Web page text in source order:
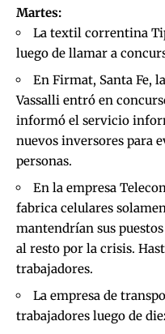
Martes:
La textil correntina
luego de llamar a
En Firmat, Santa Fe,
Vassalli entró en
informó el servicio
nuevos inversores para
personas.
En la empresa
fabrica celulares
mantendrían sus
al resto por la crisis.
trabajadores.
La empresa de
trabajadores luego de